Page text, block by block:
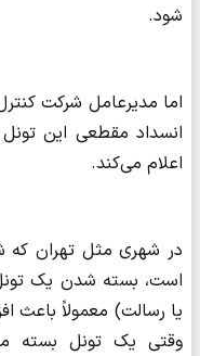
شود.
اما مدیرعامل شرکت کنترل
انسداد مقطعی این تونل
اعلام می‌کند.
در شهری مثل تهران که
است، بسته شدن یک
یا رسالت) معمولاً باعث
وقتی یک تونل بسته